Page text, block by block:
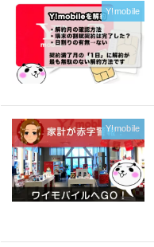
Y!mobile
Y!mobile